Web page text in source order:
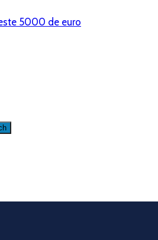
5000 de euro